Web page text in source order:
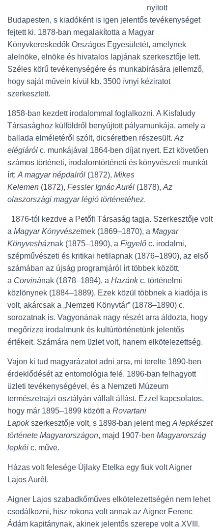
nyitott
Budapesten, s kiadóként is igen jelentős tevékenységet
fejtett ki. 1878-ban megalakította a Magyar
Könyvkereskedők Országos Egyesületét, amelynek
alelnöke, elnöke és hivatalos lapjának szerkesztője lett.
Széles körű tevékenységére és munkabírására jellemző,
hogy saját művein kívül kb. 3500 ívnyi kéziratot
szerkesztett.
1858-ban kezdett irodalommal foglalkozni. A Kisfaludy
Társasághoz külföldről benyújtott pályamunkája, amely a
ballada elméletéről szólt, dicséretben részesült. Az
elégiáról c. munkájával 1864-ben díjat nyert. Ezt követően
számos történeti, irodalomtörténeti és könyvészeti munkát
írt: A magyar népdalról (1872), Mikes
Kelemen (1872), Fessler Ignác Aurél (1878), Az
olaszországi magyar légió történetéhez.
1876-tól kezdve a Petőfi Társaság tagja. Szerkesztője volt
a Magyar Könyvészetnek (1869–1870), a Magyar
Könyvesháznak (1875–1890), a Figyelő c. irodalmi,
szépművészeti és kritikai hetilapnak (1876–1890), az első
számában az újság programjáról írt többek között,
a Corvinának (1878–1894), a Hazánkc. történelmi
közlönynek (1884–1889). Ezek közül többnek a kiadója is
volt, akárcsak a „Nemzeti Könyvtár” (1878–1890) c.
sorozatnak is. Vagyonának nagy részét arra áldozta, hogy
megőrizze irodalmunk és kultúrtörténetünk jelentős
értékeit. Számára nem üzlet volt, hanem elkötelezettség.
Vajon ki tud magyarázatot adni arra, mi terelte 1890-ben
érdeklődését az entomológia felé. 1896-ban felhagyott
üzleti tevékenységével, és a Nemzeti Múzeum
természetrajzi osztályán vállalt állást. Ezzel kapcsolatos,
hogy már 1895–1899 között a Rovartani
Lapokszerkesztője volt, s 1898-ban jelent meg A lepkészet
története Magyarországon, majd 1907-ben Magyarország
lepkéi c. műve.
Házas volt felesége Újlaky Etelka egy fiuk volt Aigner
Lajos Aurél.
Aigner Lajos szabadkőműves elkötelezettségén nem lehet
csodálkozni, hisz rokona volt annak az Aigner Ferenc
Ádám kapitánynak, akinek jelentős szerepe volt a XVIII.